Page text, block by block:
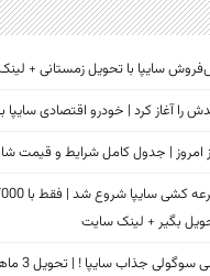
سایپا با تحویل زمستانی +
آغاز کرد | خودرو اقتصادی سایپا
امروز | جدول کامل شرایط و قیمت
بگیر + لینک سایت
جذاب سایپا ! | تحویل 3 ماهه + لینک سایت